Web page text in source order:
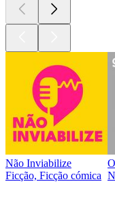
Não Inviabilize
Ficção, Ficção cómica